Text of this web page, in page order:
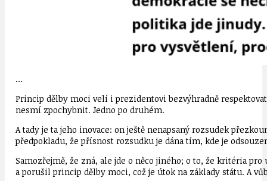
…
Princip dělby moci velí i prezidentovi bezvýhradně
nesmí zpochybnit. Jedno po druhém.
A tady je ta jeho inovace: on ještě nenapsaný rozsudek
předpokladu, že přísnost rozsudku je dána tím, kde je
Samozřejmě, že zná, ale jde o něco jiného; o to, že kritéria
a porušil princip dělby moci, což je útok na základy státu. A